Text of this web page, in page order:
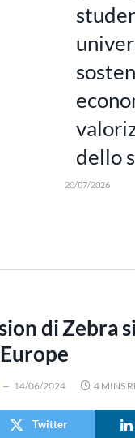
dello
20/07/2026
di Zebra
14/06/2024 4 MINS
Twitter